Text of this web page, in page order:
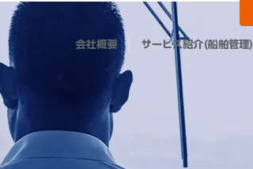
会社概要 サービス紹介(船舶管理)